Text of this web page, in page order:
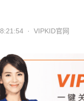
· VIPKID官网